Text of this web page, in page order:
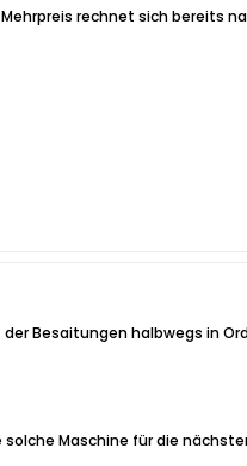
rechnet sich bereits
Besaitungen halbwegs in
Maschine für die